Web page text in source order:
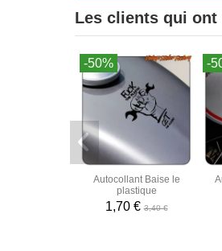
Les clients qui ont
-50%
Autocollant Baise le
plastique
1,70 €3,40 €
-